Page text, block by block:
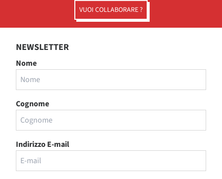
VUOI COLLABORARE ?
NEWSLETTER
Nome
Cognome
Indirizzo E-mail